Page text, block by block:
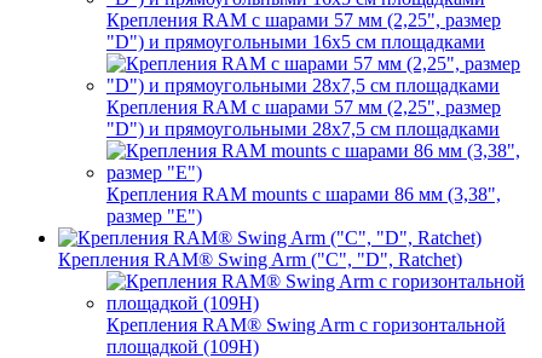
Крепления RAM с шарами 57 мм (2,25", размер
"D") и прямоугольными 16х5 см площадками
Крепления RAM с шарами 57 мм (2,25", размер
"D") и прямоугольными 28х7,5 см площадками
Крепления RAM mounts с шарами 86 мм (3,38",
размер "E")
Крепления RAM® Swing Arm ("C", "D", Ratchet)
Крепления RAM® Swing Arm с горизонтальной
площадкой (109H)